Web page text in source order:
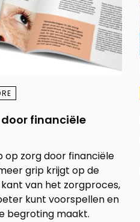
door financiële
op zorg door financiële
grip krijgt op de
van het zorgproces,
kunt voorspellen en
begroting maakt.